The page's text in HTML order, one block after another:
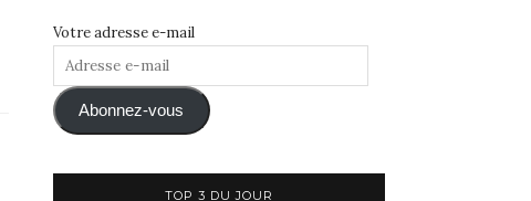
Votre adresse e-mail
Adresse
mail Abonnez-vous
TOP 3 DU JOUR